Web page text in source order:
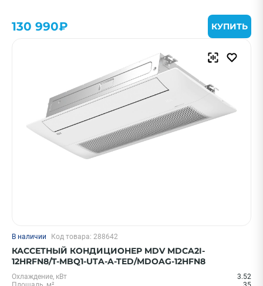
130 990₽ КУПИТЬ
В наличии Код товара: 288642
КАССЕТНЫЙ КОНДИЦИОНЕР MDV MDCA2I-
12HRFN8/T-MBQ1-UTA-A-TED/MDOAG-12HFN8
Охлаждение, кВт
3.52